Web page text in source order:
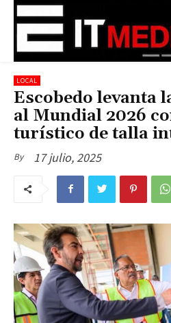
LOCAL
Escobedo levanta
al Mundial 2026
turístico de talla
By 17 julio, 2025